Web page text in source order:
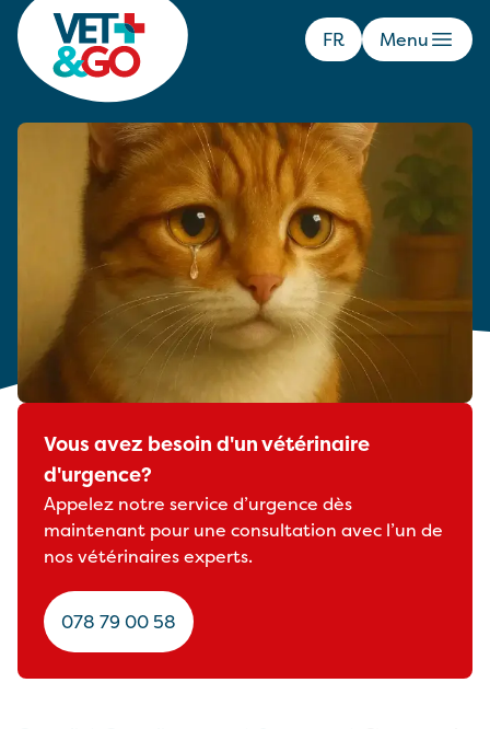
Menu
FR
Chat et oeil qui coule
ll n’est pas rare qu’un chat ait un œil qui
coule. Parfois, il s’agit simplement d’une
petite irritation passagère. Mais dans
d’autres cas, un œil rouge ou larmoyant
peut signaler une infection ou un problème
plus sérieux. Savoir reconnaître les causes
et les signes qui doivent alerter vous aidera
Vous avez besoin d'un vétérinaire
d'urgence?
Appelez notre service d’urgence dès
maintenant pour une consultation avec l’un de
nos vétérinaires experts.
078 79 00 58